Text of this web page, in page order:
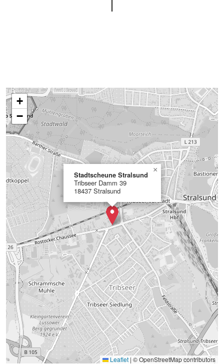
Stadtscheune Stralsund
Tribseer Damm 39
18437 Stralsund
×
+
−
Leaflet | © OpenStreetMap contributors